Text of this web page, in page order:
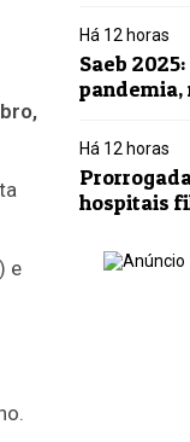
e
Há 12 horas
Saeb
pandemia,
Há 12 horas
hospitais